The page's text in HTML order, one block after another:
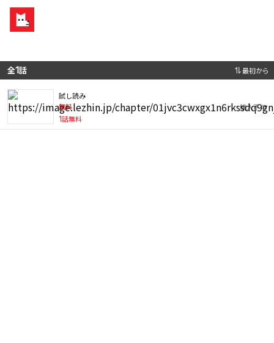
全1話 最初から
試し読み
無料
1話無料
購入不可